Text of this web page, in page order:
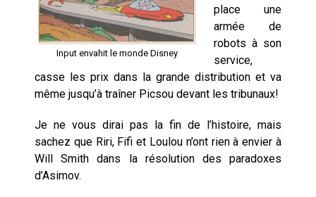
Input envahit le monde Disney
place une
armée de
robots à son
service,
casse les prix dans la grande distribution et va
même jusqu’à traîner Picsou devant les tribunaux!
Je ne vous dirai pas la fin de l’histoire, mais
sachez que Riri, Fifi et Loulou n’ont rien à envier à
Will Smith dans la résolution des paradoxes
d’Asimov.